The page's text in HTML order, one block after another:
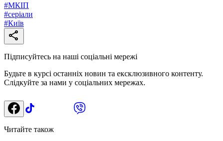
#МКІП
#серіали
#Київ
Підписуйтесь на наші соціальні мережі
Будьте в курсі останніх новин та ексклюзивного контенту.
Слідкуйте за нами у соціальних мережах.
Читайте також